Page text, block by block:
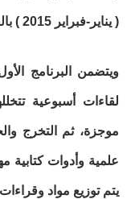
( يناير-فبراير 2015 ) بالقاهرة .
لقاءات أسبوعية
موجزة، ثم التخرج
علمية وأدوات كتابية
يتم توزيع مواد